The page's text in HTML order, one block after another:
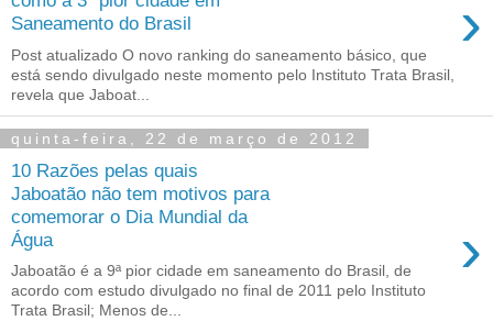
Saneamento do Brasil
›
Post atualizado O novo ranking do saneamento básico, que
está sendo divulgado neste momento pelo Instituto Trata Brasil,
revela que Jaboat...
quinta-feira, 22 de março de 2012
10 Razões pelas quais
Jaboatão não tem motivos para
comemorar o Dia Mundial da
Água
›
Jaboatão é a 9ª pior cidade em saneamento do Brasil, de
acordo com estudo divulgado no final de 2011 pelo Instituto
Trata Brasil; Menos de...